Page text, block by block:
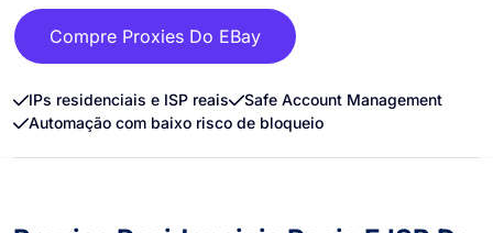
Compre Proxies Do EBay
IPs residenciais e ISP reais
Safe Account Management
Automação com baixo risco de bloqueio